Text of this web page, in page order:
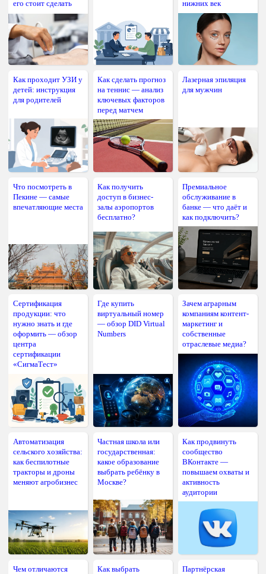
его стоит сделать
нижних век
Как проходит УЗИ у
детей: инструкция
для родителей
Как сделать прогноз
на теннис — анализ
ключевых факторов
перед матчем
Лазерная эпиляция
для мужчин
Что посмотреть в
Пекине — самые
впечатляющие места
Как получить
доступ в бизнес-
залы аэропортов
бесплатно?
Премиальное
обслуживание в
банке — что даёт и
как подключить?
Сертификация
продукции: что
нужно знать и где
оформить — обзор
центра
сертификации
«СигмаТест»
Где купить
виртуальный номер
— обзор DID Virtual
Numbers
Зачем аграрным
компаниям контент-
маркетинг и
собственные
отраслевые медиа?
Автоматизация
сельского хозяйства:
как беспилотные
тракторы и дроны
меняют агробизнес
Частная школа или
государственная:
какое образование
выбрать ребёнку в
Москве?
Как продвинуть
сообщество
ВКонтакте —
повышаем охваты и
активность
аудитории
Чем отличаются Как выбрать Партнёрская